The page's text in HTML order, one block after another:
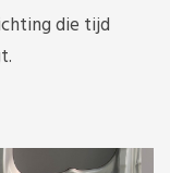
die tijd